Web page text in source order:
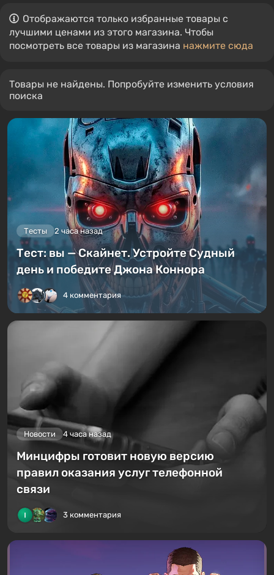
Отображаются только избранные товары с
лучшими ценами из этого магазина. Чтобы
посмотреть все товары из магазина нажмите сюда
Товары не найдены. Попробуйте изменить условия
поиска
Тесты 2 часа назад
Тест: вы — Скайнет. Устройте Судный
день и победите Джона Коннора
4 комментария
Новости 4 часа назад
Минцифры готовит новую версию
правил оказания услуг телефонной
связи
3 комментария